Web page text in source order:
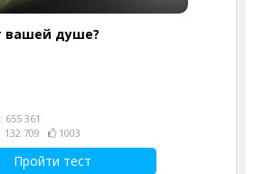
вашей душе?
361
132 709
1003
Пройти тест